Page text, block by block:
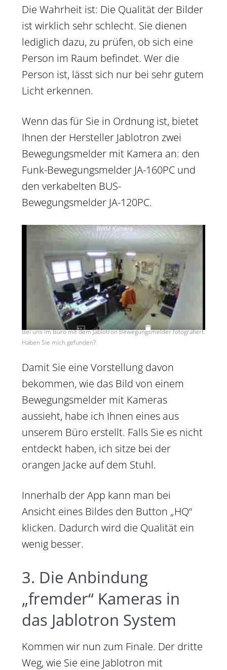
Die Wahrheit ist: Die Qualität der Bilder
ist wirklich sehr schlecht. Sie dienen
lediglich dazu, zu prüfen, ob sich eine
Person im Raum befindet. Wer die
Person ist, lässt sich nur bei sehr gutem
Licht erkennen.
Wenn das für Sie in Ordnung ist, bietet
Ihnen der Hersteller Jablotron zwei
Bewegungsmelder mit Kamera an: den
Funk-Bewegungsmelder JA-160PC und
den verkabelten BUS-
Bewegungsmelder JA-120PC.
Bei uns im Büro mit dem Jablotron Bewegungsmelder fotografiert.
Haben Sie mich gefunden?
Damit Sie eine Vorstellung davon
bekommen, wie das Bild von einem
Bewegungsmelder mit Kameras
aussieht, habe ich Ihnen eines aus
unserem Büro erstellt. Falls Sie es nicht
entdeckt haben, ich sitze bei der
orangen Jacke auf dem Stuhl.
Innerhalb der App kann man bei
Ansicht eines Bildes den Button „HQ“
klicken. Dadurch wird die Qualität ein
wenig besser.
3. Die Anbindung
„fremder“ Kameras in
das Jablotron System
Kommen wir nun zum Finale. Der dritte
Weg, wie Sie eine Jablotron mit